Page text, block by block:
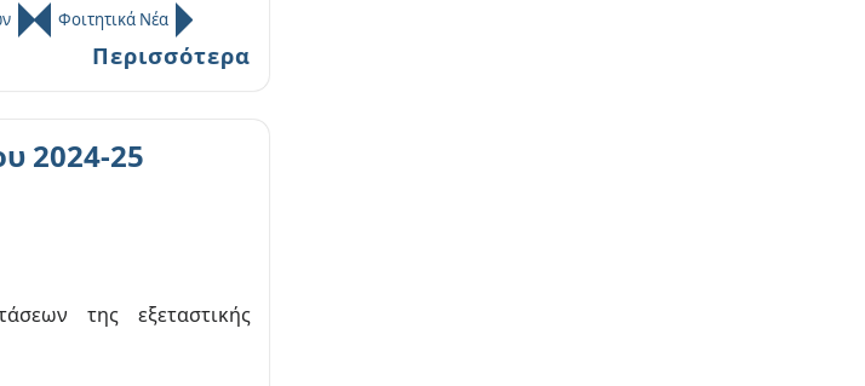
Φοιτητικά Νέα
Περισσότερα
2024-25
της εξεταστικής